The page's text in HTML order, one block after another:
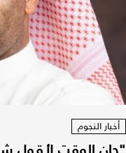
أخبار النجوم